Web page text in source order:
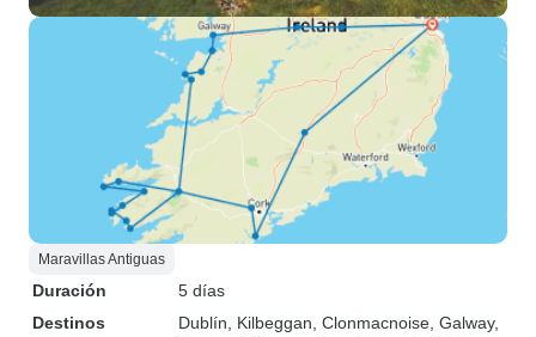
Maravillas Antiguas
Duración
5 días
Destinos
Dublín , Kilbeggan , Clonmacnoise , Galway,